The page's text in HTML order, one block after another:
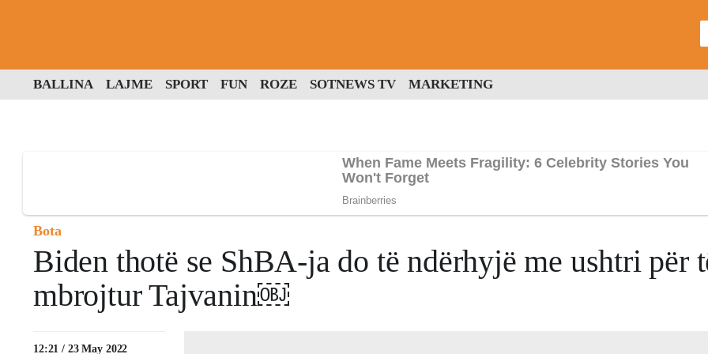
BALLINA LAJME SPORT FUN ROZE SOTNEWS TV MARKETING
Bota
Biden thotë se ShBA-ja do të ndërhyjë me ushtri për
mbrojtur Tajvanin￼
12:21 / 23 May 2022